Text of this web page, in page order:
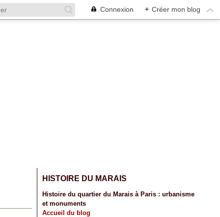
Connexion + Créer mon blog
HISTOIRE DU MARAIS
Histoire du quartier du Marais à Paris : urbanisme
et monuments
Accueil du blog